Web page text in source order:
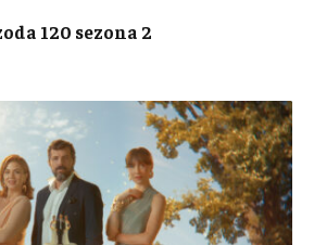
120 sezona 2